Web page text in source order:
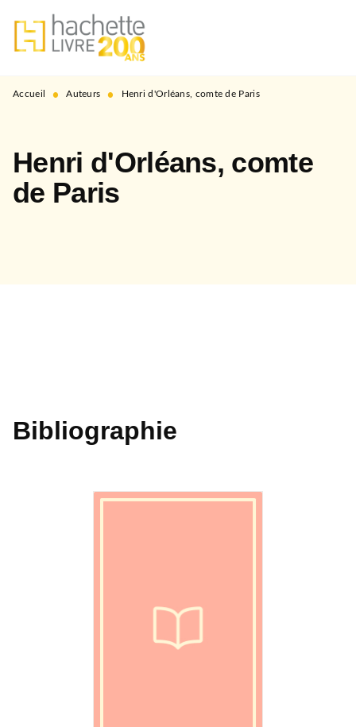
MENU RECHERCHE
PIED DE PAGE
Accueil • Auteurs • Henri d'Orléans, comte de Paris
Henri d'Orléans, comte
de Paris
Bibliographie